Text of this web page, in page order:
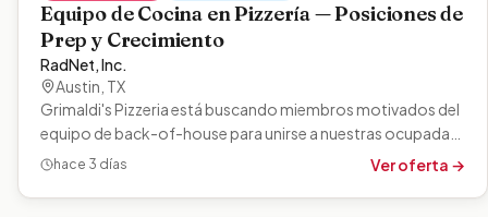
Equipo de Cocina en Pizzería — Posiciones de
Prep y Crecimiento
RadNet, Inc.
Austin TX
Grimaldi's Pizzeria está buscando miembros motivados del
equipo de back-of-house para unirse a nuestras ocupadas
cocinas. Prepararás y…
hace 3 días Ver oferta →